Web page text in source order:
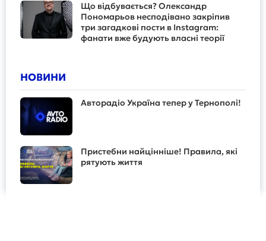
Що відбувається? Олександр
Пономарьов несподівано закріпив
три загадкові пости в Instagram:
фанати вже будують власні теорії
НОВИНИ
Авторадіо Україна тепер у Тернополі!
Пристебни найцінніше! Правила, які
рятують життя